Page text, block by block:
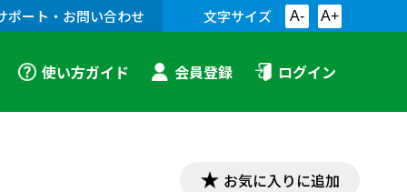
ポート・お問い合わせ 文字サイズ A- A+
使い方ガイド 会員登録 ログイン
お気に入りに追加